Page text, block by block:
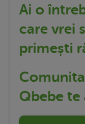
Ai o
care vrei
primești
Qbebe te